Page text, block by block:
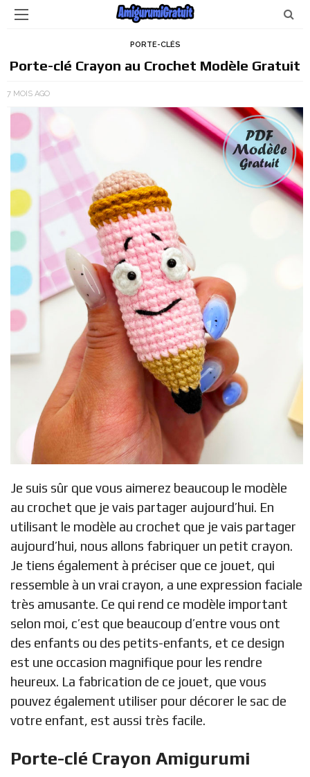
PORTE-CLÉS
Porte-clé Crayon au Crochet Modèle Gratuit
7 MOIS AGO
Je suis sûr que vous aimerez beaucoup le modèle
au crochet que je vais partager aujourd’hui. En
utilisant le modèle au crochet que je vais partager
aujourd’hui, nous allons fabriquer un petit crayon.
Je tiens également à préciser que ce jouet, qui
ressemble à un vrai crayon, a une expression faciale
très amusante. Ce qui rend ce modèle important
selon moi, c’est que beaucoup d’entre vous ont
des enfants ou des petits-enfants, et ce design
est une occasion magnifique pour les rendre
heureux. La fabrication de ce jouet, que vous
pouvez également utiliser pour décorer le sac de
votre enfant, est aussi très facile.
Porte-clé Crayon Amigurumi